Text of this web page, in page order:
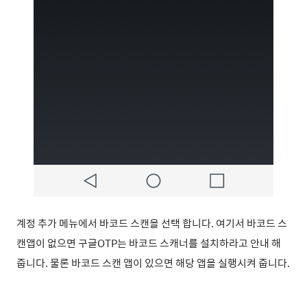
계정 추가 메뉴에서 바코드 스캔을 선택 합니다. 여기서 바코드 스
캔앱이 없으면 구글OTP는 바코드 스캐너를 설치하라고 안내 해
줍니다. 물론 바코드 스캔 앱이 있으면 해당 앱을 실행시켜 줍니다.